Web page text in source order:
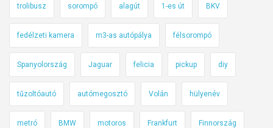
u
i
t
a
n
k
r
í
t
trolibusz sorompó alagút 1-es út BKV
fedélzeti kamera m3-as autópálya félsorompó
Spanyolország Jaguar felicia pickup diy
tűzoltóautó autómegosztó Volán hülyenév
metró BMW motoros Frankfurt Finnország